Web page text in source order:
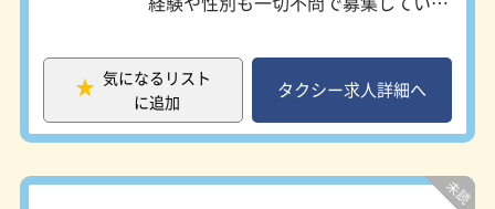
人タクシー事業を行うには必要な条件
ライバーへキャリアチェンジする～
プロドライバーとしてのキャリアの1
つにハイヤードライバーがあります。
国賓、政府関係者を始めとする国内外
き、国家行事から報道、ビジネスとあ
らゆる場面で活躍しているのがkmの
業などと多彩。
行ったり、「今日から○○で工事が始
まるらしいよ」などの情報を交換した
りと人間関係は良好です。
ここ5年で629名もの大学新卒者も入
社し、この春にも107名の新卒ドライ
3年で400名以上の20代を採用し、定
社でタクシードライバーデビューしま
しょう！ ■国際自動車株式会社は都
内最大手の一つです！ 都内にタクシ
ー会社は大小合わせて436社あり、そ
す。売り上げや台数規模、従業員人
数、会社規模などトップクラスを誇る
気になるリスト
に追加
タクシー求人詳細へ